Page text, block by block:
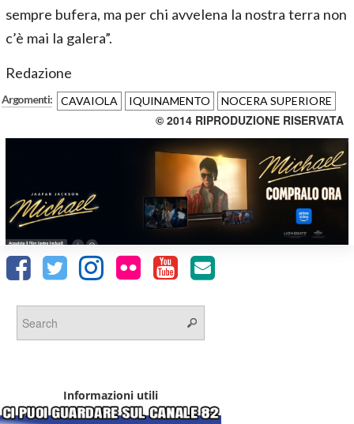
sempre bufera, ma per chi avvelena la nostra terra non
c’è mai la galera”.
Redazione
Argomenti: CAVAIOLA IQUINAMENTO NOCERA SUPERIORE
© 2014 RIPRODUZIONE RISERVATA
Informazioni utili